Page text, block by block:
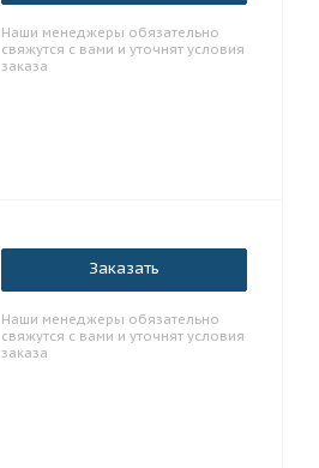
Наши менеджеры обязательно
свяжутся с вами и уточнят условия
заказа
Заказать
Наши менеджеры обязательно
свяжутся с вами и уточнят условия
заказа